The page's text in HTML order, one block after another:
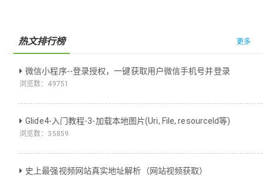
热文排行榜 更多
微信小程序--登录授权，一键获取用户微信手机号并登录
浏览数： 49751
Glide4-入门教程-3-加载本地图片(Uri, File, resourceId等)
浏览数： 35859
史上最强视频网站真实地址解析（网站视频获取）